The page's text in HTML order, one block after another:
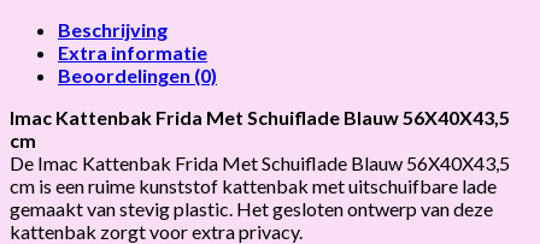
Beschrijving
Extra informatie
Beoordelingen (0)
Imac Kattenbak Frida Met Schuiflade Blauw 56X40X43,5
cm
De Imac Kattenbak Frida Met Schuiflade Blauw 56X40X43,5
cm is een ruime kunststof kattenbak met uitschuifbare lade
gemaakt van stevig plastic. Het gesloten ontwerp van deze
kattenbak zorgt voor extra privacy.